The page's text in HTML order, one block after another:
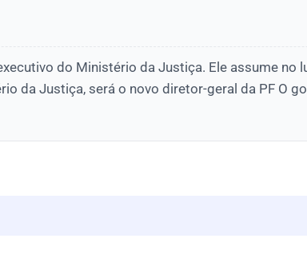
do Ministério da Justiça. Ele assume no
da Justiça, será o novo diretor-geral da PF O